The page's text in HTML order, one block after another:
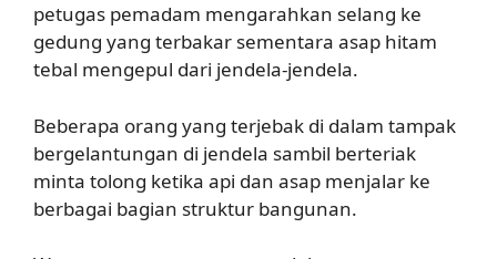
petugas pemadam mengarahkan selang ke
gedung yang terbakar sementara asap hitam
tebal mengepul dari jendela-jendela.
Beberapa orang yang terjebak di dalam tampak
bergelantungan di jendela sambil berteriak
minta tolong ketika api dan asap menjalar ke
berbagai bagian struktur bangunan.